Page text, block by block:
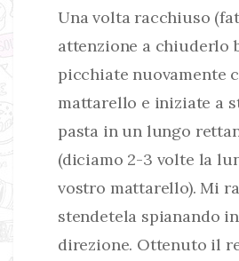
Una volta racchiuso
attenzione a chiuderlo
picchiate nuovamente
mattarello e iniziate a
pasta in un lungo
(diciamo 2-3 volte la
vostro mattarello). Mi
stendetela spianando
direzione. Ottenuto il